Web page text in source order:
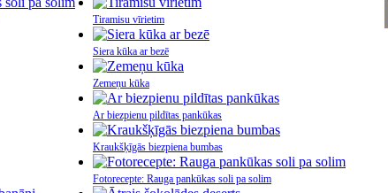
Tiramisu vīrietim
Siera kūka ar bezē
Zemeņu kūka
Ar biezpienu pildītas pankūkas
Kraukšķīgās biezpiena bumbas
Fotorecepte: Rauga pankūkas soli pa solim